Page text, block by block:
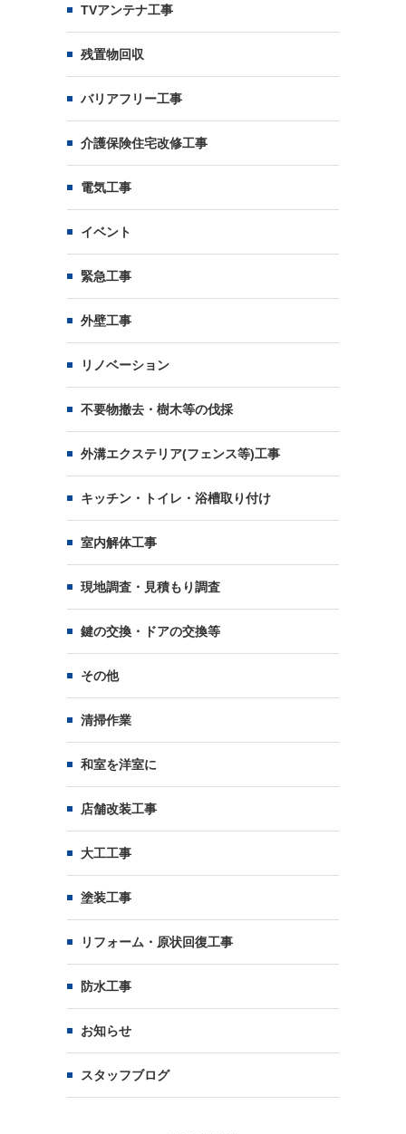
TVアンテナ工事
残置物回収
バリアフリー工事
介護保険住宅改修工事
電気工事
イベント
緊急工事
外壁工事
リノベーション
不要物撤去・樹木等の伐採
外溝エクステリア(フェンス等)工事
キッチン・トイレ・浴槽取り付け
室内解体工事
現地調査・見積もり調査
鍵の交換・ドアの交換等
その他
清掃作業
和室を洋室に
店舗改装工事
大工工事
塗装工事
リフォーム・原状回復工事
防水工事
お知らせ
スタッフブログ